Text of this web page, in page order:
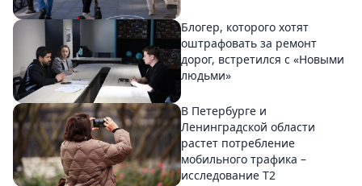
Блогер, которого хотят
оштрафовать за ремонт
дорог, встретился с «Новыми
людьми»
В Петербурге и
Ленинградской области
растет потребление
мобильного трафика –
исследование T2